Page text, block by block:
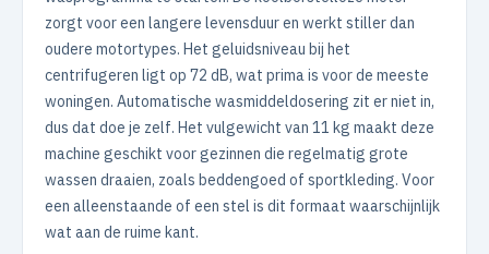
zorgt voor een langere levensduur en werkt stiller dan
oudere motortypes. Het geluidsniveau bij het
centrifugeren ligt op 72 dB, wat prima is voor de meeste
woningen. Automatische wasmiddeldosering zit er niet in,
dus dat doe je zelf. Het vulgewicht van 11 kg maakt deze
machine geschikt voor gezinnen die regelmatig grote
wassen draaien, zoals beddengoed of sportkleding. Voor
een alleenstaande of een stel is dit formaat waarschijnlijk
wat aan de ruime kant.